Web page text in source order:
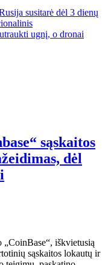
susitarė dėl 3 dienų
ugnį, o dronai
sąskaitos
dėl
iškvietusią
sąskaitos lokautų ir